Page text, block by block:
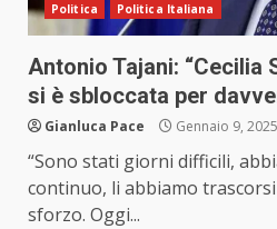
Politica Politica Italiana
Antonio Tajani: “Cecilia
si è sbloccata per
Gianluca Pace Gennaio 9, 2025
“Sono stati giorni difficili,
continuo, li abbiamo
sforzo. Oggi...